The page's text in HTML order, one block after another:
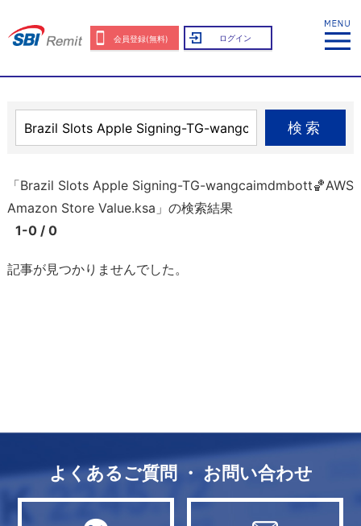
会員登録(無料) ログイン
検索
「Brazil Slots Apple Signing-TG-wangcaimdmbott🏀AWS
Amazon Store Value.ksa」の検索結果
1-0 / 0
記事が見つかりませんでした。
よくあるご質問 ・ お問い合わせ